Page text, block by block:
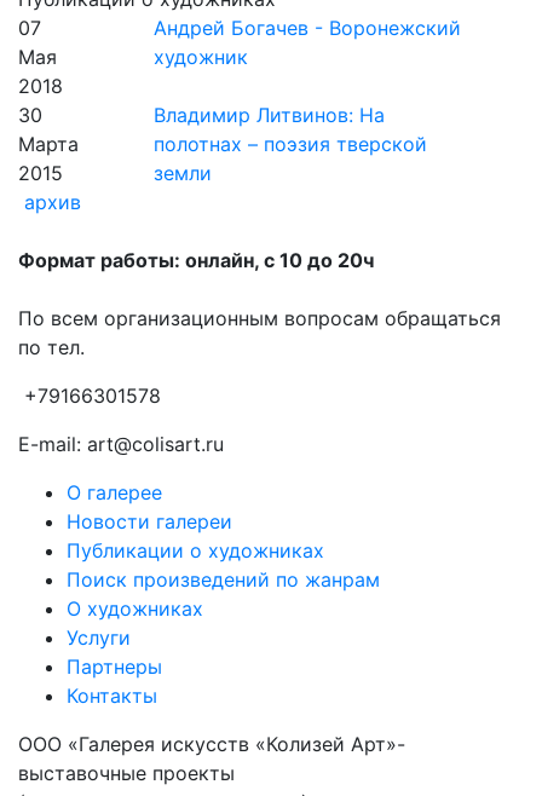
07
Мая
2018
Андрей Богачев - Воронежский
художник
30
Марта
2015
Владимир Литвинов: На
полотнах – поэзия тверской
земли
архив
Формат работы: онлайн, с 10 до 20ч
По всем организационным вопросам обращаться
по тел.
+79166301578
E-mail: art@colisart.ru
О галерее
Новости галереи
Публикации о художниках
Поиск произведений по жанрам
О художниках
Услуги
Партнеры
Контакты
ООО «Галерея искусств «Колизей Арт»-
выставочные проекты